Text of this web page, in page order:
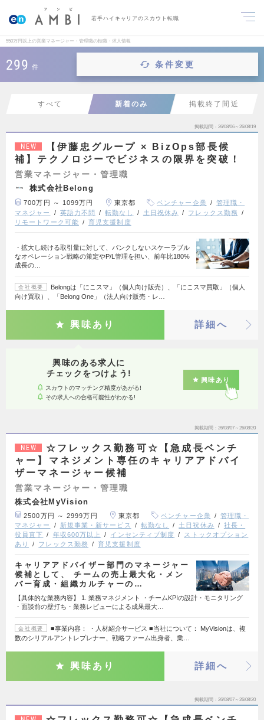
若手ハイキャリアのスカウト転職
550万円以上の営業マネージャー・管理職の転職・求人情報
299 件 条件変更
すべて 新着のみ 掲載終了間近
掲載期間 26/08/06～26/08/19
NEW
【伊藤忠グループ × BizOps部長候
補】テクノロジーでビジネスの限界を突破！
営業マネージャー・管理職
株式会社Belong
700万円 ～ 1099万円 東京都 ベンチャー企業
管理職・
マネジャー
英語力不問 転勤なし 土日祝休み
フレックス勤務
リモートワーク可能
育児支援制度
・拡大し続ける取引量に対して、パンクしないスケーラブル
なオペレーション戦略の策定やP/L管理を担い、前年比180%
成長の…
会社概要
Belongは「にこスマ」（個人向け販売）、「にこスマ買取」（個人
向け買取）、「Belong One」（法人向け販売・レ…
興味あり 詳細へ
興味のある求人に
チェックをつけよう!
スカウトのマッチング精度があがる!
その求人への合格可能性がわかる!
興味あり
掲載期間 26/08/07～26/08/20
NEW
☆フレックス勤務可☆【急成長ベンチ
ャー】マネジメント専任のキャリアアドバイ
ザーマネージャー候補
営業マネージャー・管理職
株式会社MyVision
2500万円 ～ 2999万円 東京都 ベンチャー企業
管理職・
マネジャー
新規事業・新サービス 転勤なし 土日祝休み
社長・
役員直下
年収600万以上 インセンティブ制度
ストックオプション
あり
フレックス勤務 育児支援制度
キャリアアドバイザー部門のマネージャー
候補として、 チームの売上最大化・メン
バー育成・組織カルチャーの…
【具体的な業務内容】 1. 業務マネジメント ・チームKPIの設計・モニタリング
・面談前の壁打ち・業務レビューによる成果最大…
会社概要
■事業内容： ・人材紹介サービス ■当社について： MyVisionは、複
数のシリアルアントレプレナー、戦略ファーム出身者、業…
興味あり 詳細へ
掲載期間 26/08/07～26/08/20